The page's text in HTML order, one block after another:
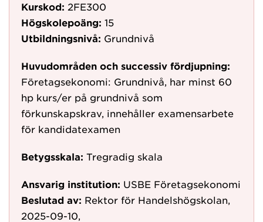
Kurskod: 2FE300
Högskolepoäng: 15
Utbildningsnivå: Grundnivå
Huvudområden och successiv fördjupning:
Företagsekonomi: Grundnivå, har minst 60
hp kurs/er på grundnivå som
förkunskapskrav, innehåller examensarbete
för kandidatexamen
Betygsskala: Tregradig skala
Ansvarig institution: USBE Företagsekonomi
Beslutad av: Rektor för Handelshögskolan,
2025-09-10,